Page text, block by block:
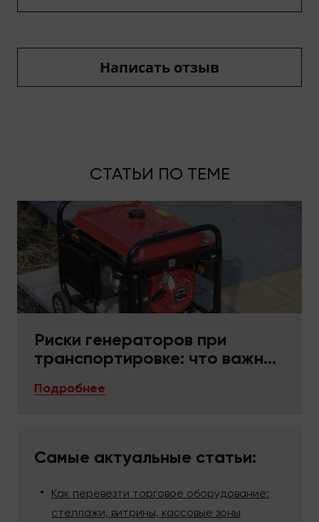
Написать отзыв
СТАТЬИ ПО ТЕМЕ
Риски генераторов при
транспортировке: что важно
Подробнее
Самые актуальные статьи:
Как перевезти торговое оборудование:
стеллажи, витрины, кассовые зоны